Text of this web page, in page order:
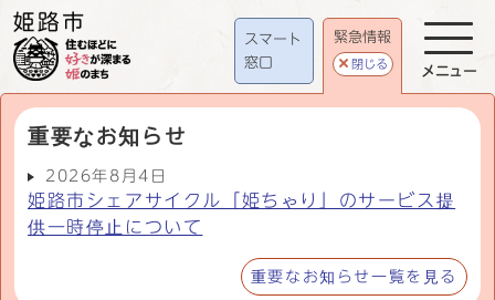
スマート
窓口
緊急情報
閉じる
重要なお知らせ
2026年8月4日
姫路市シェアサイクル「姫ちゃり」のサービス提
供一時停止について
重要なお知らせ一覧を見る
メニュー